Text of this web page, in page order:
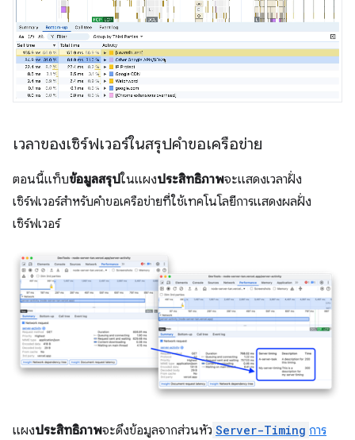
เวลาของเซิร์ฟเวอร์ในสรุปคำขอเครือข่าย
ตอนนี้แท็บข้อมูลสรุปในแผงประสิทธิภาพจะแสดงเวลาฝั่ง
เซิร์ฟเวอร์สำหรับคำขอเครือข่ายที่ใช้เทคโนโลยีการแสดงผลฝั่ง
เซิร์ฟเวอร์
แผงประสิทธิภาพจะดึงข้อมูลจากส่วนหัว Server-Timing การ